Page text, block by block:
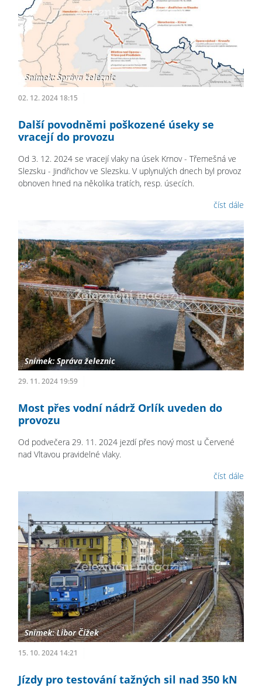
02. 12. 2024 18:15
Další povodněmi poškozené úseky se
vracejí do provozu
Od 3. 12. 2024 se vracejí vlaky na úsek Krnov - Třemešná ve
Slezsku - Jindřichov ve Slezsku. V uplynulých dnech byl provoz
obnoven hned na několika tratích, resp. úsecích.
číst dále
29. 11. 2024 19:59
Most přes vodní nádrž Orlík uveden do
provozu
Od podvečera 29. 11. 2024 jezdí přes nový most u Červené
nad Vltavou pravidelné vlaky.
číst dále
15. 10. 2024 14:21
Jízdy pro testování tažných sil nad 350 kN